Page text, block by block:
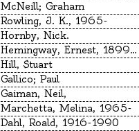
McNeill; Graham
Rowling, J. K., 1965-
Hornby, Nick.
Hemingway, Ernest, 1899-1961
Hill, Stuart
Gallico; Paul
Gaiman, Neil,
Marchetta, Melina, 1965-
Dahl, Roald, 1916-1990